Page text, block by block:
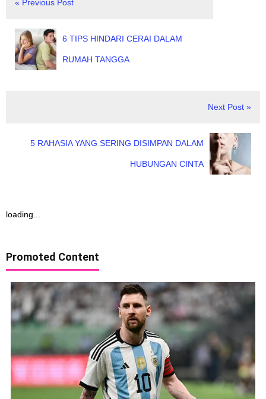
« Previous Post
6 TIPS HINDARI CERAI DALAM
RUMAH TANGGA
Next Post »
5 RAHASIA YANG SERING DISIMPAN DALAM
HUBUNGAN CINTA
loading...
Promoted Content